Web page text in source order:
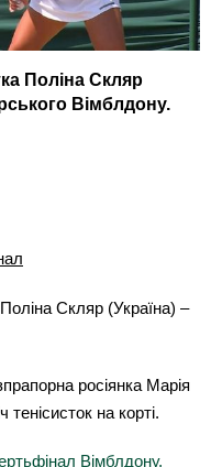
Поліна Скляр
Вімблдону.
Скляр (Україна) –
росіянка Марія
на корті.
Вімблдону,